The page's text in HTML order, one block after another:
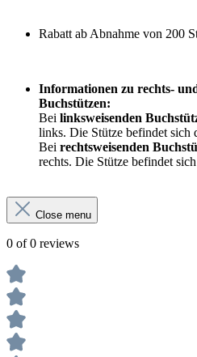
Rabatt ab Abnahme von 200
Informationen zu rechts-
Buchstützen:
Bei linksweisenden
links. Die Stütze befindet sich
Bei rechtsweisenden
rechts. Die Stütze befindet
Close menu
0 of 0 reviews